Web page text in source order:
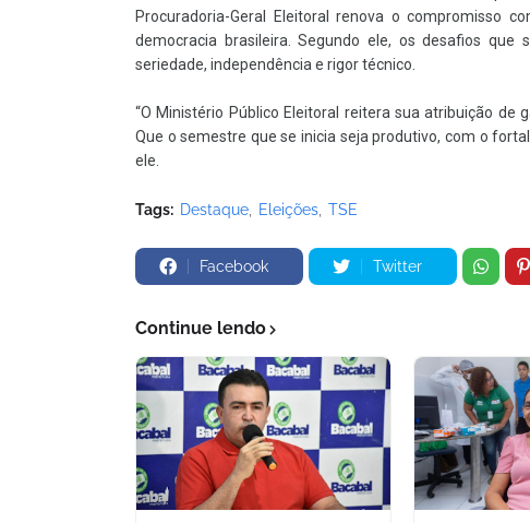
Procuradoria-Geral Eleitoral renova o compromisso
democracia brasileira. Segundo ele, os desafios que
seriedade, independência e rigor técnico.
“O Ministério Público Eleitoral reitera sua atribuição de
Que o semestre que se inicia seja produtivo, com o
ele.
Tags: Destaque Eleições TSE
Facebook Twitter
Continue lendo